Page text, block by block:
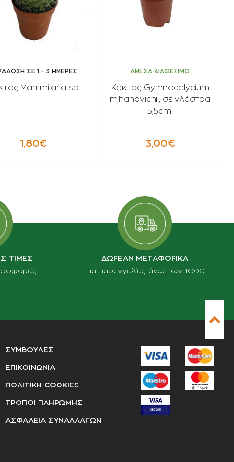
ΣΕ 1 - 3 ΗΜΕΡΕΣ
Mammilaria sp
1,80€
ΑΜΕΣΑ ΔΙΑΘΕΣΙΜΟ
Κάκτος Gymnocalycium
mihanovichii, σε γλάστρα
5,5cm.
3,00€
ΤΙΜΕΣ
ΔΩΡΕΑΝ ΜΕΤΑΦΟΡΙΚΑ
Για παραγγελίες άνω των 100€
ΣΥΜΒΟΥΛΕΣ
ΕΠΙΚΟΙΝΩΝΙΑ
ΠΟΛΙΤΙΚΗ COOKIES
ΤΡΟΠΟΙ ΠΛΗΡΩΜΗΣ
ΑΣΦΑΛΕΙΑ ΣΥΝΑΛΛΑΓΩΝ